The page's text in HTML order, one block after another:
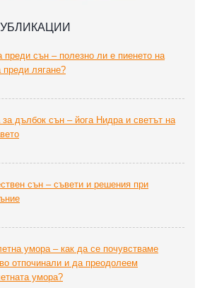
преди сън – полезно ли е пиенето на
преди лягане?
за дълбок сън – йога Нидра и светът на
сън – съвети и решения при
умора – как да се почувстваме
отпочинали и да преодолеем
умора?